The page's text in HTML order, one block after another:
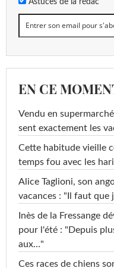
EN CE
Vendu en
sent exactement les
Cette habitude vieille
temps fou avec les
Alice Taglioni, son
vacances : "Il faut que
Inès de la Fressange
pour l'été : "Depuis
aux…"
Ces races de chiens